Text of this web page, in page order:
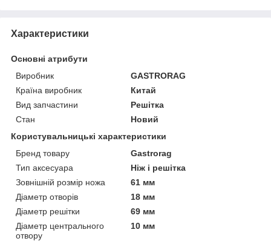
Характеристики
Основні атрибути
Виробник
GASTRORAG
Країна виробник
Китай
Вид запчастини
Решітка
Стан
Новий
Користувальницькі характеристики
Бренд товару
Gastrorag
Тип аксесуара
Ніж і решітка
Зовнішній розмір ножа
61 мм
Діаметр отворів
18 мм
Діаметр решітки
69 мм
Діаметр центрального
отвору
10 мм